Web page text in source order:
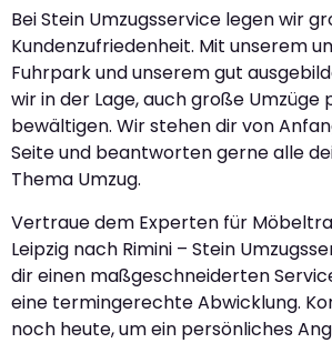
Bei Stein Umzugsservice legen wir
Kundenzufriedenheit. Mit unserem
Fuhrpark und unserem gut
wir in der Lage, auch große Umzüge
bewältigen. Wir stehen dir von
Seite und beantworten gerne alle
Thema Umzug.
Vertraue dem Experten für
Leipzig nach Rimini – Stein
dir einen maßgeschneiderten
eine termingerechte Abwicklung.
noch heute, um ein persönliches